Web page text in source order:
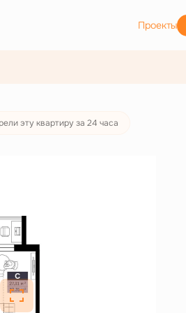
Проекты
эту квартиру за 24 часа